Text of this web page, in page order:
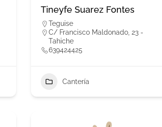
Tineyfe Suarez Fontes
Teguise
C/ Francisco Maldonado, 23 -
Tahiche
639424425
Cantería